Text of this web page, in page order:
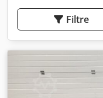
Filtre